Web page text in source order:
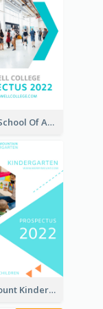
Modern School Of Art Prospectus
Merry Mount Kindergarten Prospectus